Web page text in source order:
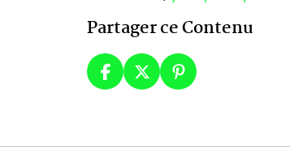
Partager ce Contenu